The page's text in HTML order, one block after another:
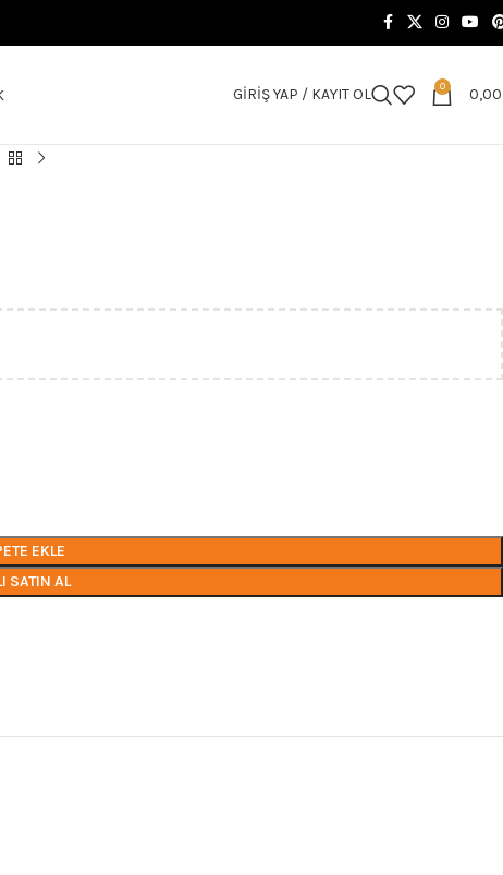
GIRIŞ YAP / KAYIT OL 0
EKLE
SATIN AL